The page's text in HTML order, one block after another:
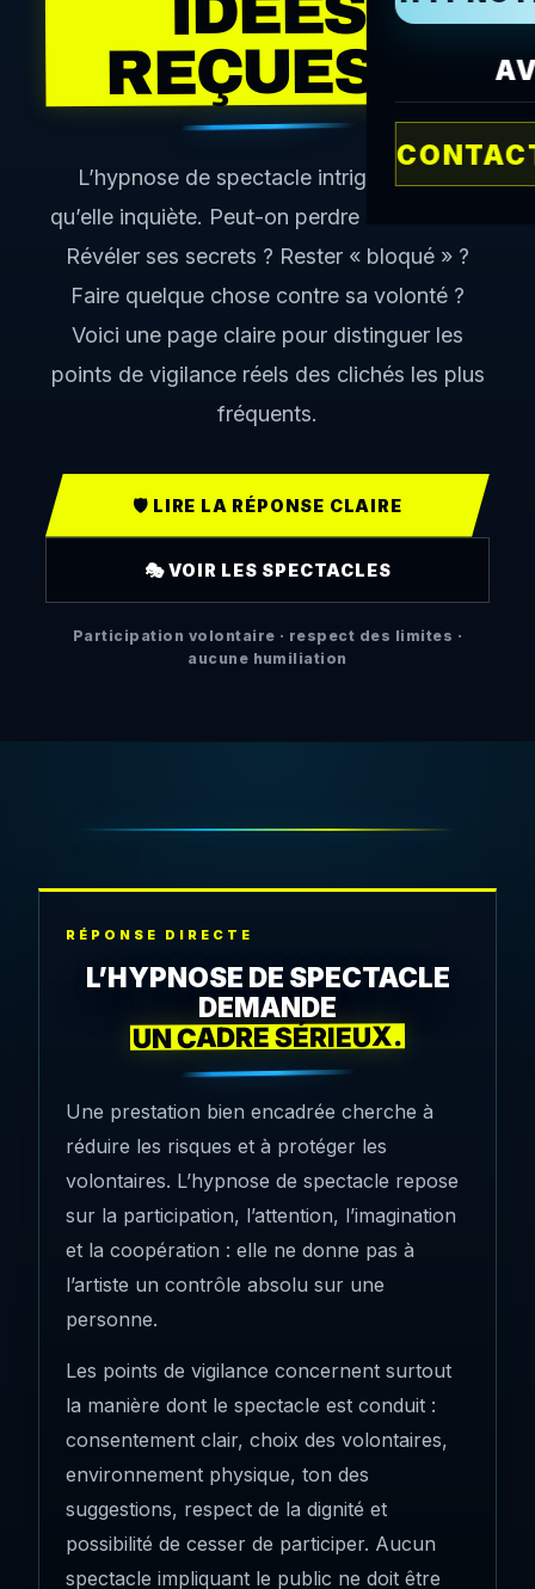
REÇUES ?
L’hypnose de spectacle intrigue autant
qu’elle inquiète. Peut-on perdre le contrôle ?
Révéler ses secrets ? Rester « bloqué » ?
Faire quelque chose contre sa volonté ?
Voici une page claire pour distinguer les
points de vigilance réels des clichés les plus
fréquents.
🛡️ LIRE LA RÉPONSE CLAIRE
🎭 VOIR LES SPECTACLES
Participation volontaire · respect des limites ·
aucune humiliation
RÉPONSE DIRECTE
L’HYPNOSE DE SPECTACLE
DEMANDE
UN CADRE SÉRIEUX.
Une prestation bien encadrée cherche à
réduire les risques et à protéger les
volontaires. L’hypnose de spectacle repose
sur la participation, l’attention, l’imagination
et la coopération : elle ne donne pas à
l’artiste un contrôle absolu sur une
personne.
Les points de vigilance concernent surtout
la manière dont le spectacle est conduit :
consentement clair, choix des volontaires,
environnement physique, ton des
suggestions, respect de la dignité et
possibilité de cesser de participer. Aucun
spectacle impliquant le public ne doit être